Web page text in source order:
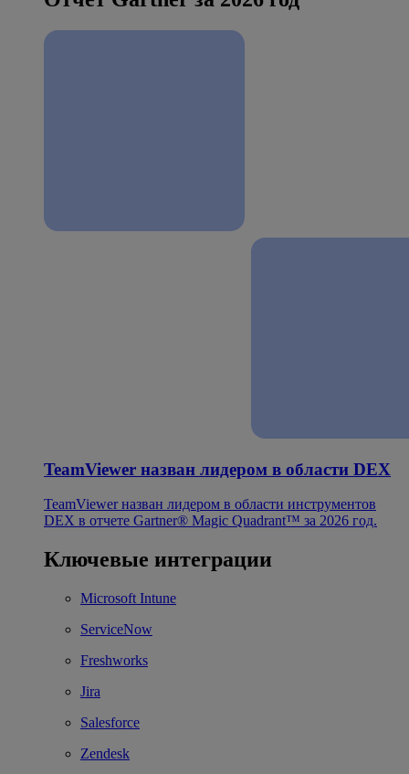
TeamViewer назван лидером в области DEX
TeamViewer назван лидером в области инструментов
DEX в отчете Gartner® Magic Quadrant™ за 2026 год.
Ключевые интеграции
Microsoft Intune
ServiceNow
Freshworks
Jira
Salesforce
Zendesk